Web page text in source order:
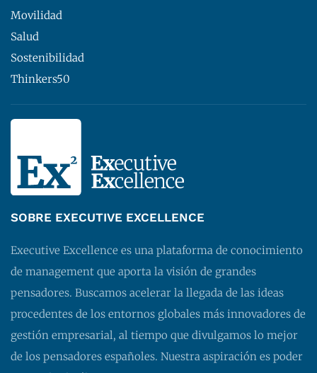
Movilidad
Salud
Sostenibilidad
Thinkers50
SOBRE EXECUTIVE EXCELLENCE
Executive Excellence es una plataforma de conocimiento
de management que aporta la visión de grandes
pensadores. Buscamos acelerar la llegada de las ideas
procedentes de los entornos globales más innovadores de
gestión empresarial, al tiempo que divulgamos lo mejor
de los pensadores españoles. Nuestra aspiración es poder